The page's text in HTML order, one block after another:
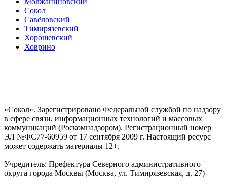
Сокол
Савёловский
Тимирязевский
Хорошевский
Ховрино
«Сокол». Зарегистрировано Федеральной службой по надзору
в сфере связи, информационных технологий и массовых
коммуникаций (Роскомнадзором). Регистрационный номер
ЭЛ №ФС77-60959 от 17 сентября 2009 г. Настоящий ресурс
может содержать материалы 12+.
Учредитель: Префектура Северного административного
округа города Москвы (Москва, ул. Тимирязевская, д. 27)